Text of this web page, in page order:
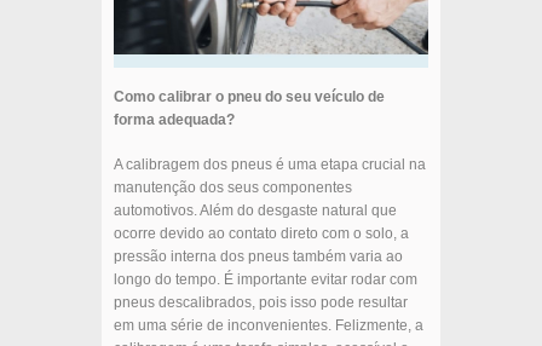
Como calibrar o pneu do seu veículo de
forma adequada?
A calibragem dos pneus é uma etapa crucial na
manutenção dos seus componentes
automotivos. Além do desgaste natural que
ocorre devido ao contato direto com o solo, a
pressão interna dos pneus também varia ao
longo do tempo. É importante evitar rodar com
pneus descalibrados, pois isso pode resultar
em uma série de inconvenientes. Felizmente, a